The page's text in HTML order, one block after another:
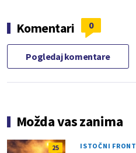
Komentari 0
Pogledaj komentare
Možda vas zanima
25 ISTOČNI FRONT